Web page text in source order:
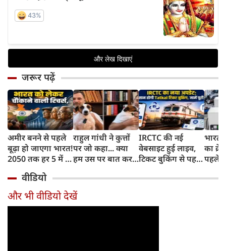
जरूर पढ़ें
अमीर बनने से पहले
बूढ़ा हो जाएगा भारत!
2050 तक हर 5 में 1
साल से ज्यादा उम्र का
राहुल गांधी ने कुत्तों
पर जो कहा... क्या
हम उस पर बात कर
IRCTC की नई
वेबसाइट हुई लाइव,
टिकट बुकिंग से पहले
काम, जानें पूरा
भारत
का
पहले
और
वीडियो
और भी वीडियो देखें